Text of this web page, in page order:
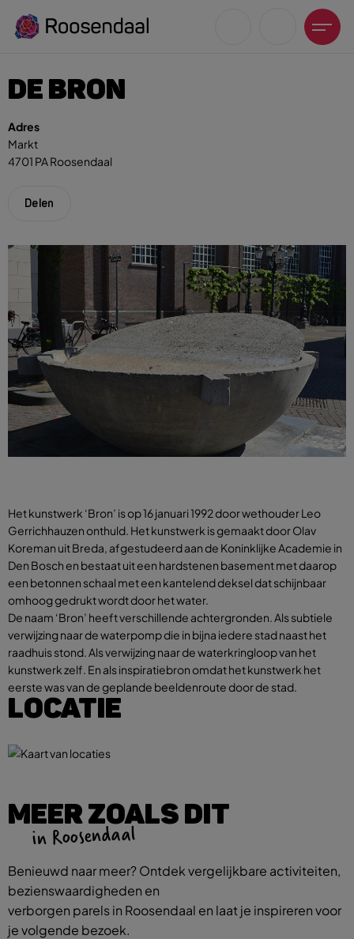
Zoeksuggesties
UITagenda
Fietsen
Winkeltijden en koopzondagen
DE BRON
Adres
Markt
4701 PA Roosendaal
Delen
Het kunstwerk ‘Bron’ is op 16 januari 1992 door wethouder Leo
Gerrichhauzen onthuld. Het kunstwerk is gemaakt door Olav
Koreman uit Breda, afgestudeerd aan de Koninklijke Academie in
Den Bosch en bestaat uit een hardstenen basement met daarop
een betonnen schaal met een kantelend deksel dat schijnbaar
omhoog gedrukt wordt door het water.
De naam ‘Bron’ heeft verschillende achtergronden. Als subtiele
verwijzing naar de waterpomp die in bijna iedere stad naast het
raadhuis stond. Als verwijzing naar de waterkringloop van het
kunstwerk zelf. En als inspiratiebron omdat het kunstwerk het
eerste was van de geplande beeldenroute door de stad.
LOCATIE
MEER ZOALS DIT
in Roosendaal
Benieuwd naar meer? Ontdek vergelijkbare activiteiten,
bezienswaardigheden en
verborgen parels in Roosendaal en laat je inspireren voor
je volgende bezoek.